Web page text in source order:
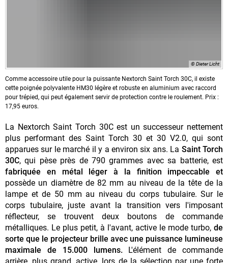
© Dieter Licht
Comme accessoire utile pour la puissante Nextorch Saint Torch 30C, il existe
cette poignée polyvalente HM30 légère et robuste en aluminium avec raccord
pour trépied, qui peut également servir de protection contre le roulement. Prix :
17,95 euros.
La Nextorch Saint Torch 30C est un successeur nettement
plus performant des Saint Torch 30 et 30 V2.0, qui sont
apparues sur le marché il y a environ six ans. La Saint Torch
30C, qui pèse près de 790 grammes avec sa batterie, est
fabriquée en métal léger à la finition impeccable et
possède un diamètre de 82 mm au niveau de la tête de la
lampe et de 50 mm au niveau du corps tubulaire. Sur le
corps tubulaire, juste avant la transition vers l'imposant
réflecteur, se trouvent deux boutons de commande
métalliques. Le plus petit, à l'avant, active le mode turbo, de
sorte que le projecteur brille avec une puissance lumineuse
maximale de 15.000 lumens.L'élément de commande